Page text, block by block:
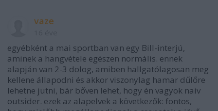
vaze
egyébként a mai sportban van egy Bill-interjú,
aminek a hangvétele egészen normális. ennek
alapján van 2-3 dolog, amiben hallgatólagosan meg
kellene állapodni és akkor viszonylag hamar dűlőre
lehetne jutni, bár bőven lehet, hogy én vagyok naiv
outsider. ezek az alapelvek a következők: fontos,